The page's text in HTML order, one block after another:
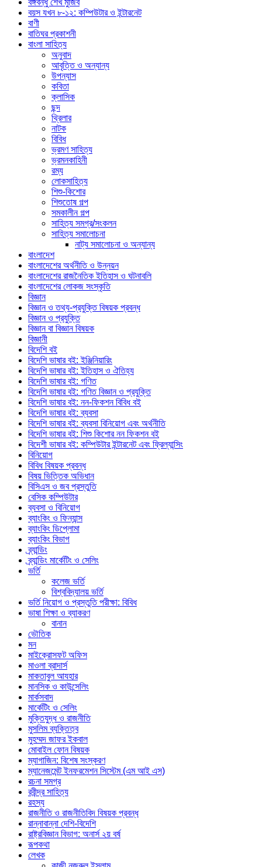
বয়স যখন ৮-১২: কম্পিউটার ও ইন্টারনেট
বাণী
বাতিঘর প্রকাশনী
বাংলা সাহিত্য
অনুবাদ
আবৃত্তি ও অন্যান্য
উপন্যাস
কবিতা
ক্লাসিক
ছন্দ
থ্রিলার
নাটক
বিবিধ
ভ্রমণ সাহিত্য
ভ্রমনকাহিনী
রম্য
লোকসাহিত্য
শিশু-কিশোর
শিশুতোষ গল্প
সমকালীন গল্প
সাহিত্য সমগ্র/সংকলন
সাহিত্য সমালোচনা
নাট্য সমালোচনা ও অন্যান্য
বাংলাদেশ
বাংলাদেশের অর্থনীতি ও উন্নয়ন
বাংলাদেশের রাজনৈতিক ইতিহাস ও ঘটনাবলি
বাংলাদেশের লোকজ সংস্কৃতি
বিজ্ঞান
বিজ্ঞান ও তথ্য-প্রযুক্তি বিষয়ক প্রবন্ধ
বিজ্ঞান ও প্রযুক্তি
বিজ্ঞান বা বিজ্ঞান বিষয়ক
বিজ্ঞানী
বিদেশি বই
বিদেশি ভাষার বই: ইঞ্জিনিয়ারিং
বিদেশি ভাষার বই: ইতিহাস ও ঐতিহ্য
বিদেশি ভাষার বই: গণিত
বিদেশি ভাষার বই: গণিত বিজ্ঞান ও প্রযুক্তি
বিদেশি ভাষার বই: নন-ফিকশন বিবিধ বই
বিদেশি ভাষার বই: ব্যবসা
বিদেশি ভাষার বই: ব্যবসা বিনিয়োগ এবং অর্থনীতি
বিদেশি ভাষার বই: শিশু কিশোর নন ফিকশন বই
বিদেশী ভাষার বই: কম্পিউটার ইন্টারনেট এবং ফ্রিল্যান্সিং
বিনিয়োগ
বিবিধ বিষয়ক প্রবন্ধ
বিষয় ভিত্তিক অভিধান
বিসিএস ও জব প্রস্তুতি
বেসিক কম্পিউটার
ব্যবসা ও বিনিয়োগ
ব্যাংকিং ও ফিন্যান্স
ব্যাংকিং ডিপ্লোমা
ব্যাংকিং বিভাগ
ব্র্যান্ডিং
ব্র্যান্ডিং মার্কেটিং ও সেলিং
ভর্তি
কলেজ ভর্তি
বিশ্ববিদ্যালয় ভর্তি
ভর্তি নিয়োগ ও প্রস্তুতি পরীক্ষা: বিবিধ
ভাষা শিক্ষা ও ব্যাকরণ
বানান
ভৌতিক
মন
মাইক্রোসফট অফিস
মাওলা ব্রাদার্স
মাকতাবুল আযহার
মানসিক ও কাউন্সেলিং
মার্কসবাদ
মার্কেটিং ও সেলিং
মুক্তিযুদ্ধ ও রাজনীতি
মুসলিম ব্যক্তিত্ব
মুহম্মদ জাফর ইকবাল
মোবাইল ফোন বিষয়ক
ম্যাগাজিন: বিশেষ সংস্করণ
ম্যানেজমেন্ট ইনফরমেশন সিস্টেম (এম আই এস)
রচনা সমগ্র
রবীন্দ্র সাহিত্য
রহস্য
রাজনীতি ও রাজনীতিবিদ বিষয়ক প্রবন্ধ
রান্নাবান্না দেশি-বিদেশি
রাষ্ট্রবিজ্ঞান বিভাগ: অনার্স ২য় বর্ষ
রূপকথা
লেখক